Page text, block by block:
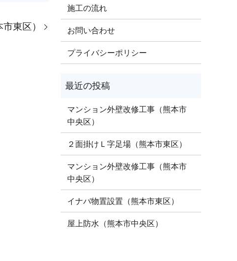
東区）
施工の流れ
お問い合わせ
プライバシーポリシー
マンション外壁改修工事（熊本市
中央区）
２面掛けＬ字足場（熊本市東区）
マンション外壁改修工事（熊本市
中央区）
イナバ物置設置（熊本市東区）
屋上防水（熊本市中央区）